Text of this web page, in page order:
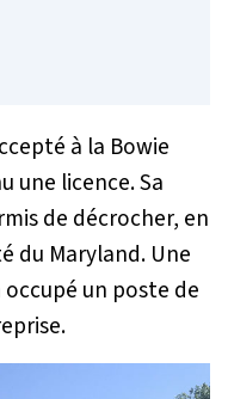
à la Bowie
une licence. Sa
de décrocher, en
du Maryland. Une
un poste de